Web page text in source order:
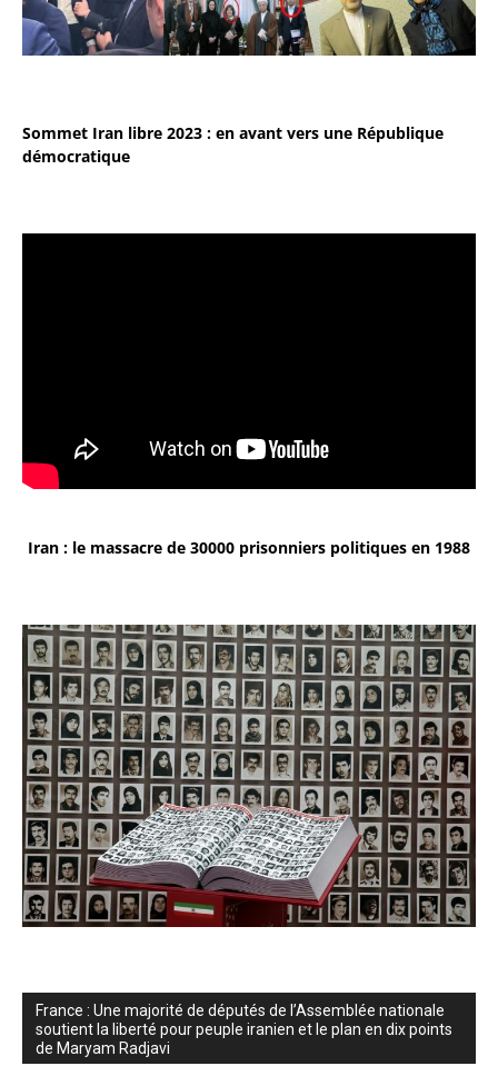
Sommet Iran libre 2023 : en avant vers une République
démocratique
Iran : le massacre de 30000 prisonniers politiques en 1988
France : Une majorité de députés de l’Assemblée nationale
soutient la liberté pour peuple iranien et le plan en dix points
de Maryam Radjavi